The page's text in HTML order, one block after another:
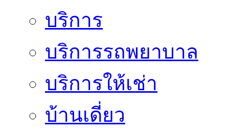
บริการ
บริการรถพยาบาล
บริการให้เช่า
บ้านเดี่ยว